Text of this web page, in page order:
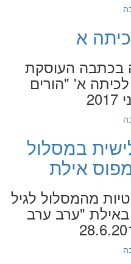
א
בכתבה העוסקת
א' "הורים
במסלול
אילת
מהמסלול לגיל
"ערב ערב